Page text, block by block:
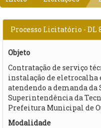
Processo Licitatório - DL
Objeto
Contratação de serviço
instalação de eletrocalha
atendendo a demanda da
Superintendência da
Prefeitura Municipal de
Modalidade